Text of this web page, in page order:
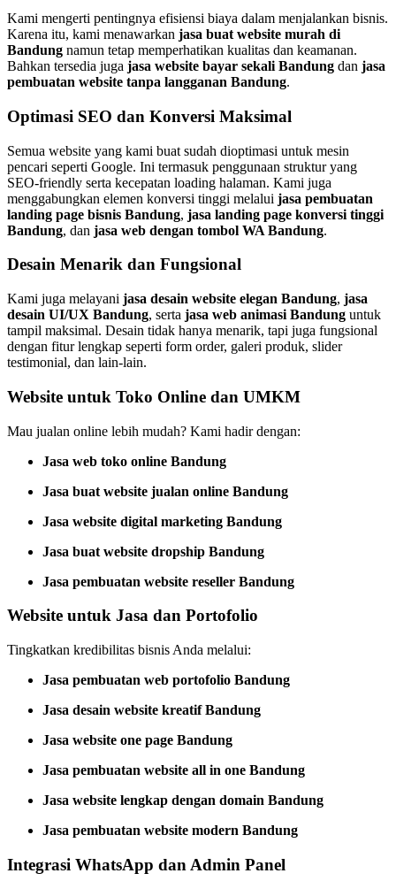
Kami mengerti pentingnya efisiensi biaya dalam menjalankan bisnis.
Karena itu, kami menawarkan jasa buat website murah di
Bandung namun tetap memperhatikan kualitas dan keamanan.
Bahkan tersedia juga jasa website bayar sekali Bandung dan jasa
pembuatan website tanpa langganan Bandung.
Optimasi SEO dan Konversi Maksimal
Semua website yang kami buat sudah dioptimasi untuk mesin
pencari seperti Google. Ini termasuk penggunaan struktur yang
SEO-friendly serta kecepatan loading halaman. Kami juga
menggabungkan elemen konversi tinggi melalui jasa pembuatan
landing page bisnis Bandung, jasa landing page konversi tinggi
Bandung, dan jasa web dengan tombol WA Bandung.
Desain Menarik dan Fungsional
Kami juga melayani jasa desain website elegan Bandung, jasa
desain UI/UX Bandung, serta jasa web animasi Bandung untuk
tampil maksimal. Desain tidak hanya menarik, tapi juga fungsional
dengan fitur lengkap seperti form order, galeri produk, slider
testimonial, dan lain-lain.
Website untuk Toko Online dan UMKM
Mau jualan online lebih mudah? Kami hadir dengan:
Jasa web toko online Bandung
Jasa buat website jualan online Bandung
Jasa website digital marketing Bandung
Jasa buat website dropship Bandung
Jasa pembuatan website reseller Bandung
Website untuk Jasa dan Portofolio
Tingkatkan kredibilitas bisnis Anda melalui:
Jasa pembuatan web portofolio Bandung
Jasa desain website kreatif Bandung
Jasa website one page Bandung
Jasa pembuatan website all in one Bandung
Jasa website lengkap dengan domain Bandung
Jasa pembuatan website modern Bandung
Integrasi WhatsApp dan Admin Panel